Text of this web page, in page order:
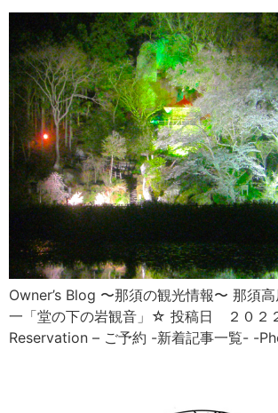
Owner’s Blog 〜那須の観光情報〜 那須
一「堂の下の岩観音」☆ 投稿日 ２０２
Reservation – ご予約 -新着記事一覧- -